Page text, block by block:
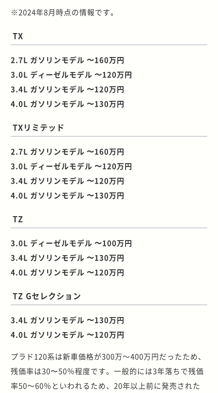
※2024年8月時点の情報です。
TX
2.7L ガソリンモデル 〜160万円
3.0L ディーゼルモデル 〜120万円
3.4L ガソリンモデル 〜120万円
4.0L ガソリンモデル 〜130万円
TXリミテッド
2.7L ガソリンモデル 〜160万円
3.0L ディーゼルモデル 〜120万円
3.4L ガソリンモデル 〜120万円
4.0L ガソリンモデル 〜130万円
TZ
3.0L ディーゼルモデル 〜100万円
3.4L ガソリンモデル 〜130万円
4.0L ガソリンモデル 〜120万円
TZ Gセレクション
3.4L ガソリンモデル 〜130万円
4.0L ガソリンモデル 〜120万円
プラド120系は新車価格が300万～400万円だったため、
残価率は30〜50％程度です。一般的には3年落ちで残価
率50～60％といわれるため、20年以上前に発売された